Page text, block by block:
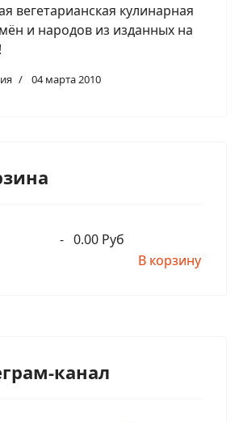
вегетарианская кулинарная
и народов из изданных на
04 марта 2010
- 0.00 Руб
В корзину
канал